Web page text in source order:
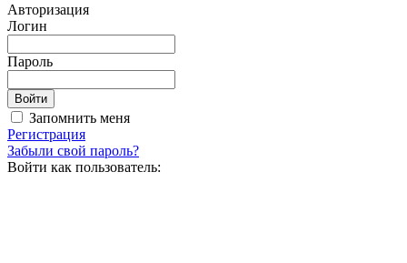
Авторизация
Логин
Пароль
Запомнить меня
Регистрация
Забыли свой пароль?
Войти как пользователь: